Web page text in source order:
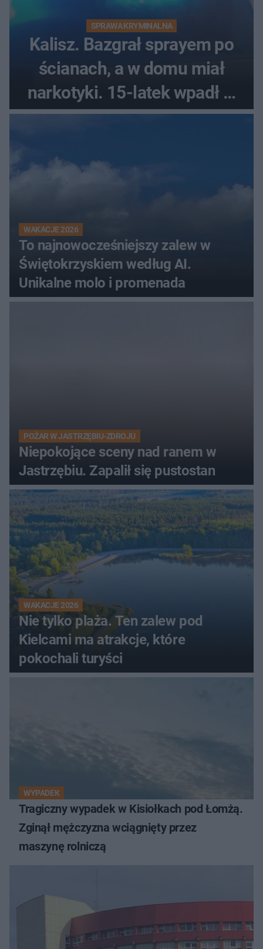
SPRAWA KRYMINALNA
Kalisz. Bazgrał sprayem po
ścianach, a w domu miał
narkotyki. 15-latek wpadł w
ręce policjantów
WAKACJE 2026
To najnowocześniejszy zalew w
Świętokrzyskiem według AI.
Unikalne molo i promenada
POŻAR W JASTRZĘBIU-ZDROJU
Niepokojące sceny nad ranem w
Jastrzębiu. Zapalił się pustostan
WAKACJE 2026
Nie tylko plaża. Ten zalew pod
Kielcami ma atrakcje, które
pokochali turyści
WYPADEK
Tragiczny wypadek w Kisiołkach pod Łomżą.
Zginął mężczyzna wciągnięty przez
maszynę rolniczą